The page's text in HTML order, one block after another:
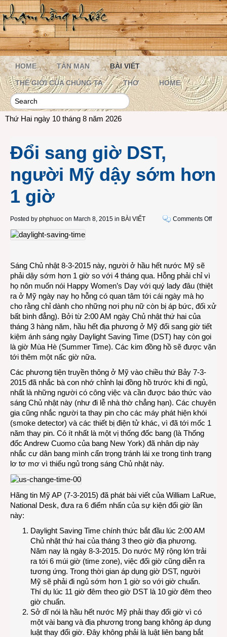
HOME TẢN MẠN BÀI VIẾT
THẾ GIỚI CỦA CHÚNG TA THƠ HOME
Thứ Hai ngày 10 tháng 8 năm 2026
Đổi sang giờ DST,
người Mỹ dậy sớm hơn
1 giờ
Posted by phphuoc on March 8, 2015 in BÀI VIẾT Comments Offon
dậy
hơn
giờ
Sáng Chủ nhật 8-3-2015 này, người ở hầu hết nước Mỹ sẽ
phải dậy sớm hơn 1 giờ so với 4 tháng qua. Hỗng phải chỉ vì
họ nôn muốn nói Happy Women’s Day với quý lady đâu (thiệt
ra ở Mỹ ngày nay họ hỗng có quan tâm tới cái ngày mà họ
cho rằng chỉ dành cho những nơi phụ nữ còn bị áp bức, đối xử
bất bình đẳng). Bởi từ 2:00 AM ngày Chủ nhật thứ hai của
tháng 3 hàng năm, hầu hết địa phương ở Mỹ đổi sang giờ tiết
kiệm ánh sáng ngày Daylight Saving Time (DST) hay còn gọi
là giờ Mùa Hè (Summer Time). Các kim đồng hồ sẽ được vặn
tới thêm một nấc giờ nữa.
Các phương tiện truyền thông ở Mỹ vào chiều thứ Bảy 7-3-
2015 đã nhắc bà con nhớ chỉnh lại đồng hồ trước khi đi ngủ,
nhất là những người có công việc và cần được báo thức vào
sáng Chủ nhật này (như đi lễ nhà thờ chẳng hạn). Các chuyên
gia cũng nhắc người ta thay pin cho các máy phát hiện khói
(smoke detector) và các thiết bị điện tử khác, vì đã tới mốc 1
năm thay pin. Có ít nhất là một vị thống đốc bang (là Thống
đốc Andrew Cuomo của bang New York) đã nhân dịp này
nhắc cư dân bang mình cẩn trọng tránh lái xe trong tình trạng
lơ tơ mơ vì thiếu ngủ trong sáng Chủ nhật này.
Hãng tin Mỹ AP (7-3-2015) đã phát bài viết của William LaRue,
National Desk, đưa ra 6 điểm nhấn của sự kiện đổi giờ lần
này:
Daylight Saving Time chính thức bắt đầu lúc 2:00 AM
Chủ nhật thứ hai của tháng 3 theo giờ địa phương.
Năm nay là ngày 8-3-2015. Do nước Mỹ rộng lớn trải
ra tới 6 múi giờ (time zone), việc đổi giờ cũng diễn ra
tương ứng. Trong thời gian áp dụng giờ DST, người
Mỹ sẽ phải đi ngủ sớm hơn 1 giờ so với giờ chuẩn.
Thí dụ lúc 11 giờ đêm theo giờ DST là 10 giờ đêm theo
giờ chuẩn.
Sở dĩ nói là hầu hết nước Mỹ phải thay đổi giờ vì có
một vài bang và địa phương trong bang không áp dụng
luật thay đổi giờ. Đây không phải là luật liên bang bắt